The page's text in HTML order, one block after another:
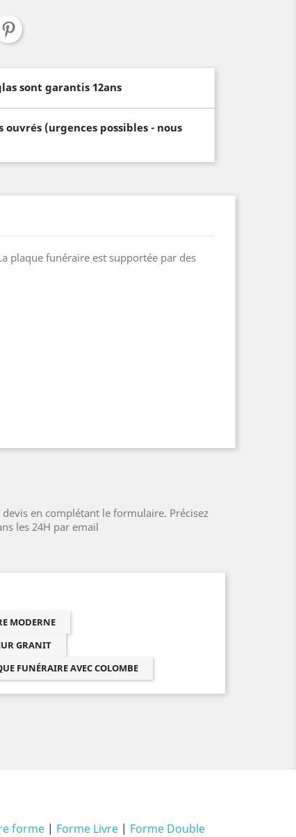
sont garantis 12ans
ouvrés (urgences possibles - nous
plaque funéraire est supportée par des
en complétant le formulaire. Précisez
les 24H par email
MODERNE
GRANIT
FUNÉRAIRE AVEC COLOMBE
forme | Forme Livre | Forme Double